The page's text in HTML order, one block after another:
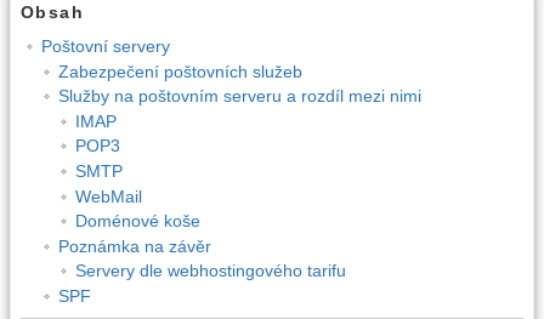
Obsah
Poštovní servery
Zabezpečení poštovních služeb
Služby na poštovním serveru a rozdíl mezi nimi
IMAP
POP3
SMTP
WebMail
Doménové koše
Poznámka na závěr
Servery dle webhostingového tarifu
SPF